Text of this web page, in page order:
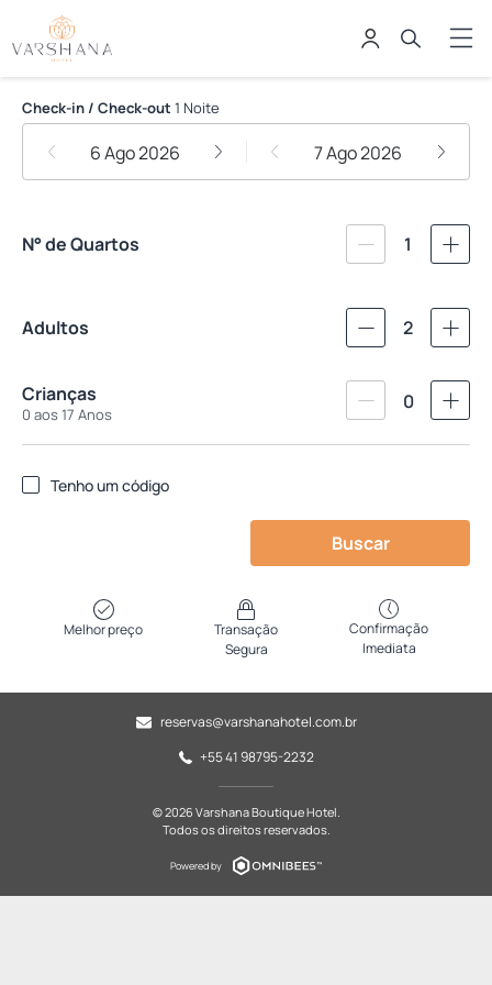
Varshana Boutique Hotel
Check-in / Check-out 1 Noite
6 Ago 2026 7 Ago 2026
N° de Quartos 1
Adultos 2
Crianças
0 aos 17 Anos
0
Tenho um código
Buscar
Melhor preço
Transação
Segura
Confirmação
Imediata
reservas@varshanahotel.com.br
+55 41 98795-2232
© 2026 Varshana Boutique Hotel.
Todos os direitos reservados.
Powered by